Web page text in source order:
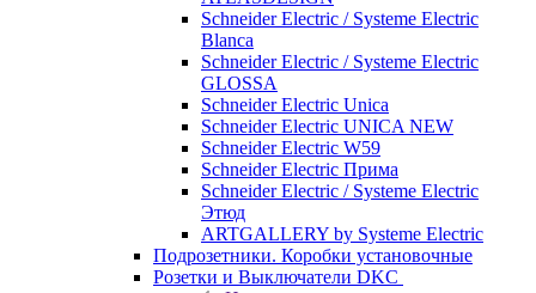
Schneider Electric / Systeme Electric
Blanca
Schneider Electric / Systeme Electric
GLOSSA
Schneider Electric Unica
Schneider Electric UNICA NEW
Schneider Electric W59
Schneider Electric Прима
Schneider Electric / Systeme Electric
Этюд
ARTGALLERY by Systeme Electric
Подрозетники. Коробки установочные
Розетки и Выключатели DKC